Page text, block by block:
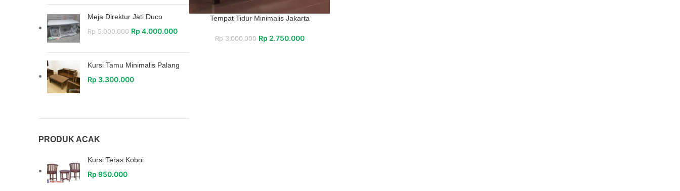
Meja Direktur Jati Duco
Rp5.000.000 Rp 4.000.000
Kursi Tamu Minimalis Palang
Rp 3.300.000
PRODUK ACAK
Kursi Teras Koboi
Rp 950.000
Tempat Tidur Minimalis Jakarta
Rp3.000.000 Rp 2.750.000